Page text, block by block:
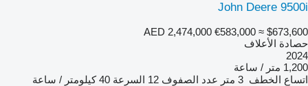
John Deere 9500i
AED 2,474,000 €583,000 ≈ $673,600
حصادة الأعلاف
2024
1,200 متر / ساعة
اتساع الخطف 3 متر عدد الصفوف 12 السرعة 40 كيلومتر / ساعة